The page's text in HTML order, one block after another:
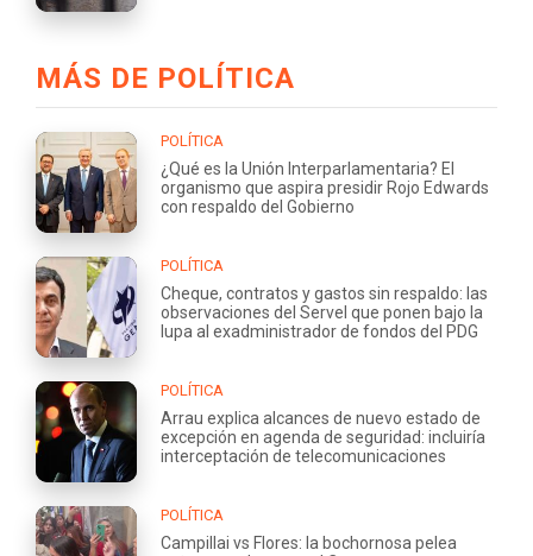
MÁS DE POLÍTICA
POLÍTICA
¿Qué es la Unión Interparlamentaria? El
organismo que aspira presidir Rojo Edwards
con respaldo del Gobierno
POLÍTICA
Cheque, contratos y gastos sin respaldo: las
observaciones del Servel que ponen bajo la
lupa al exadministrador de fondos del PDG
POLÍTICA
Arrau explica alcances de nuevo estado de
excepción en agenda de seguridad: incluiría
interceptación de telecomunicaciones
POLÍTICA
Campillai vs Flores: la bochornosa pelea